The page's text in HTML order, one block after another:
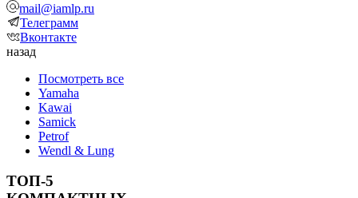
mail@iamlp.ru
Телеграмм
Вконтакте
назад
Посмотреть все
Yamaha
Kawai
Samick
Petrof
Wendl & Lung
ТОП-5